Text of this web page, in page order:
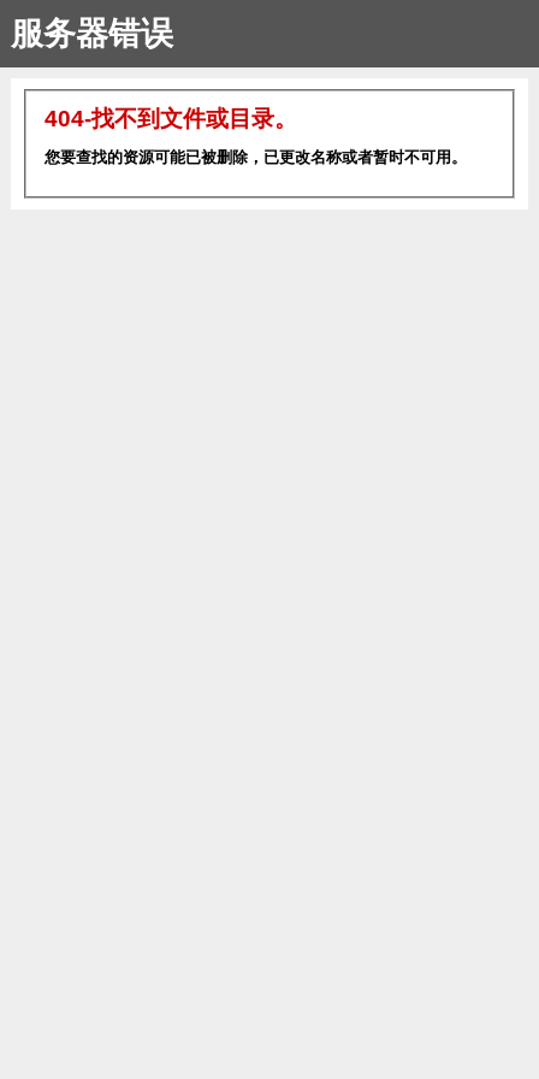
服务器错误
404-找不到文件或目录。
您要查找的资源可能已被删除，已更改名称或者暂时不可用。